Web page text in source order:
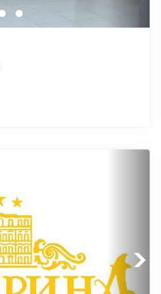
Next